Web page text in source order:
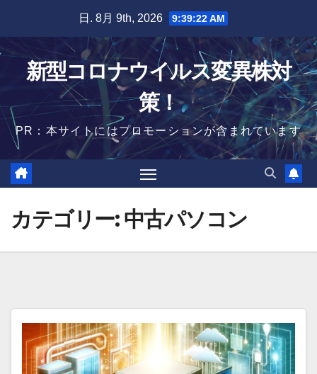
content
日. 8月 9th, 2026 9:39:23 AM
新型コロナウイルス変異株対
策！
PR：本サイトにはプロモーションが含まれています
カテゴリー:中古パソコン